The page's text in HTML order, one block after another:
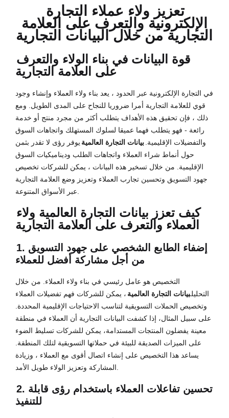
تعزيز ولاء عملاء التجارة
الإلكترونية والتعرف على العلامة
التجارية من خلال البيانات التجارية
قوة البيانات في بناء الولاء والتعرف
على العلامة التجارية
في التجارة الإلكترونية عبر الحدود ، يعد بناء ولاء العملاء وإنشاء وجود
قوي للعلامة التجارية أمرا ضروريا للنجاح على المدى الطويل. ومع
ذلك ، فإن تحقيق هذه الأهداف يتطلب أكثر من مجرد منتج أو خدمة
رائعة - فهو يتطلب فهما عميقا لسلوك المستهلك واتجاهات السوق
والتفضيلات الإقليمية.بيانات التجارة العالمية يوفر رؤى لا تقدر بثمن
حول أنماط شراء العملاء واتجاهات الطلب وديناميكيات السوق
الإقليمية. من خلال تسخير هذه البيانات ، يمكن للشركات تخصيص
جهود التسويق وتحسين تجارب العملاء وتعزيز وضع العلامة التجارية
عبر الأسواق المتنوعة.
كيف تعزز بيانات التجارة العالمية ولاء
العملاء والتعرف على العلامة التجارية
1. إضفاء الطابع الشخصي على جهود التسويق
من أجل مشاركة أفضل للعملاء
التخصيص هو عامل رئيسي في بناء ولاء العملاء. من خلال
التحليلبيانات التجارة العالمية ، يمكن للشركات فهم تفضيلات العملاء
وتخصيص الحملات التسويقية لتناسب الاحتياجات الإقليمية المحددة.
على سبيل المثال، إذا كشفت البيانات التجارية أن العملاء في منطقة
معينة يفضلون المنتجات المستدامة، يمكن للشركات تسليط الضوء
على الميزات الصديقة للبيئة في حملاتها التسويقية لتلك المنطقة.
يساعد هذا التخصيص على إنشاء اتصال أقوى مع العملاء ، وزيادة
المشاركة وتعزيز الولاء طويل الأمد.
2. تحسين تفاعلات العملاء باستخدام رؤى قابلة
للتنفيذ